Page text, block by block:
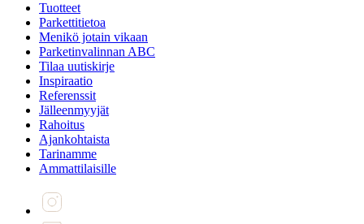
Tuotteet
Parkettitietoa
Menikö jotain vikaan
Parketinvalinnan ABC
Tilaa uutiskirje
Inspiraatio
Referenssit
Jälleenmyyjät
Rahoitus
Ajankohtaista
Tarinamme
Ammattilaisille